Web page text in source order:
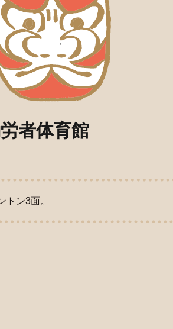
・温泉食べる・買う
者体育館
ン3面。